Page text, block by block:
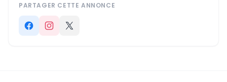
PARTAGER CETTE ANNONCE